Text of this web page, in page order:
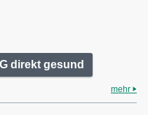
direkt gesund
mehr